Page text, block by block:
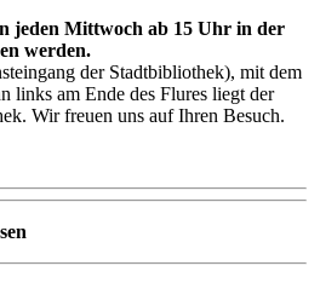
jeden Mittwoch ab 15 Uhr in der
werden.
der Stadtbibliothek), mit dem
links am Ende des Flures liegt der
Wir freuen uns auf Ihren Besuch.